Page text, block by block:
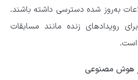
به‌روز شده دسترسی داشته باشند.
رویدادهای زنده مانند مسابقات
است.